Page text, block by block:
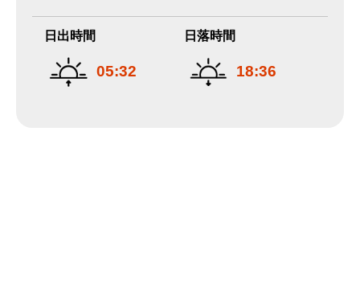
日出時間
05:32
日落時間
18:36